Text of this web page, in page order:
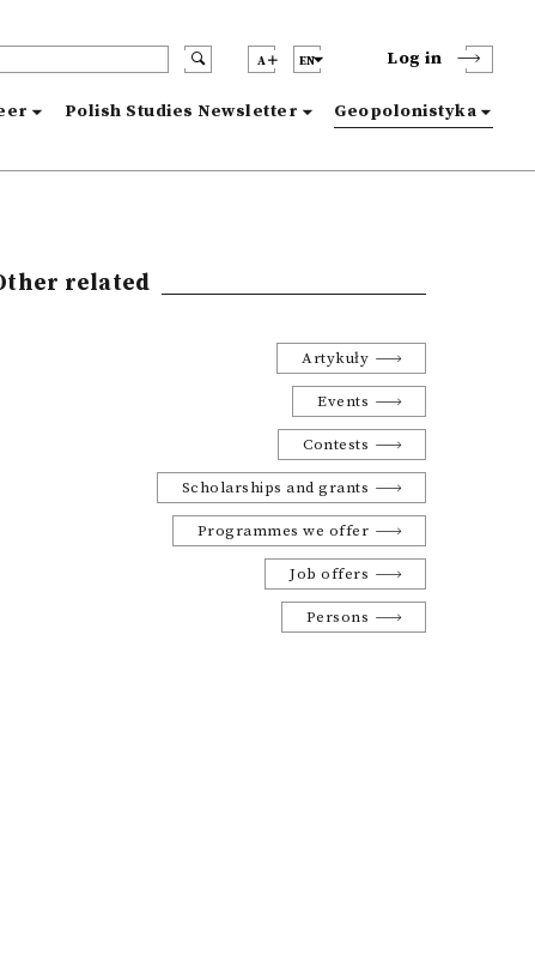
A EN Log in
Polish Studies Newsletter Geopolonistyka
related
Artykuły
Events
Contests
Scholarships and grants
Programmes we offer
Job offers
Persons